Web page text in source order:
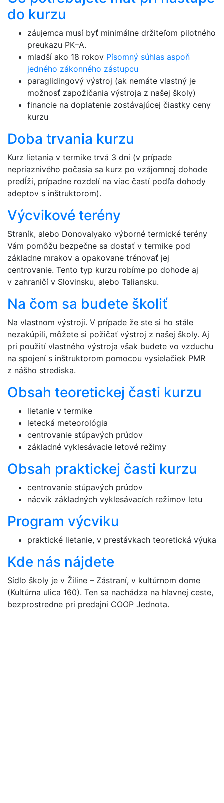
do kurzu
záujemca musí byť minimálne držiteľom pilotného
preukazu PK–A.
mladší ako 18 rokov Písomný súhlas aspoň
jedného zákonného zástupcu
paraglidingový výstroj (ak nemáte vlastný je
možnosť zapožičania výstroja z našej školy)
financie na doplatenie zostávajúcej čiastky ceny
kurzu
Doba trvania kurzu
Kurz lietania v termike trvá 3 dni (v prípade
nepriaznivého počasia sa kurz po vzájomnej dohode
predĺži, prípadne rozdelí na viac častí podľa dohody
adeptov s inštruktorom).
Výcvikové terény
Straník, alebo Donovalyako výborné termické terény
Vám pomôžu bezpečne sa dostať v termike pod
základne mrakov a opakovane trénovať jej
centrovanie. Tento typ kurzu robíme po dohode aj
v zahraničí v Slovinsku, alebo Taliansku.
Na čom sa budete školiť
Na vlastnom výstroji. V prípade že ste si ho stále
nezakúpili, môžete si požičať výstroj z našej školy. Aj
pri použití vlastného výstroja však budete vo vzduchu
na spojení s inštruktorom pomocou vysielačiek PMR
z nášho strediska.
Obsah teoretickej časti kurzu
lietanie v termike
letecká meteorológia
centrovanie stúpavých prúdov
základné vyklesávacie letové režimy
Obsah praktickej časti kurzu
centrovanie stúpavých prúdov
nácvik základných vyklesávacích režimov letu
Program výcviku
praktické lietanie, v prestávkach teoretická výuka
Kde nás nájdete
Sídlo školy je v Žiline – Zástraní, v kultúrnom dome
(Kultúrna ulica 160). Ten sa nachádza na hlavnej ceste,
bezprostredne pri predajni COOP Jednota.